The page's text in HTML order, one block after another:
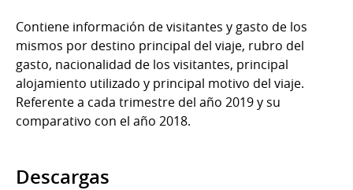
Contiene información de visitantes y gasto de los
mismos por destino principal del viaje, rubro del
gasto, nacionalidad de los visitantes, principal
alojamiento utilizado y principal motivo del viaje.
Referente a cada trimestre del año 2019 y su
comparativo con el año 2018.
Descargas